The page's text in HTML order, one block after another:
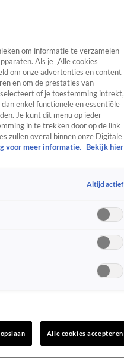
om informatie te verzamelen
Als je „Alle cookies
om onze advertenties en content
en om de prestaties van
of je toestemming intrekt,
enkel functionele en essentiële
Je kunt dit menu op ieder
in te trekken door op de link
zullen overal binnen onze Digitale
voor meer informatie.
Bekijk hier
Altijd actief
Alle cookies accepteren